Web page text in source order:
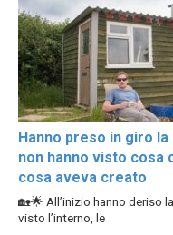
Hanno preso in giro
non hanno visto cosa
cosa aveva creato
🏡🌟 All’inizio hanno deriso
visto l’interno, le